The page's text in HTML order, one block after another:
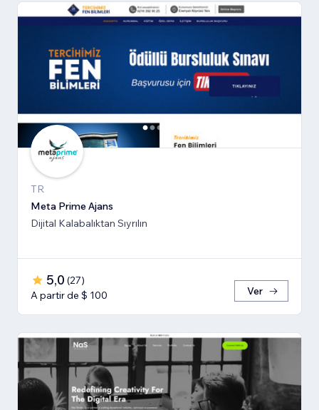
TR
Meta Prime Ajans
Dijital Kalabalıktan Sıyrılın
5,0 (27)
A partir de $ 100
Ver